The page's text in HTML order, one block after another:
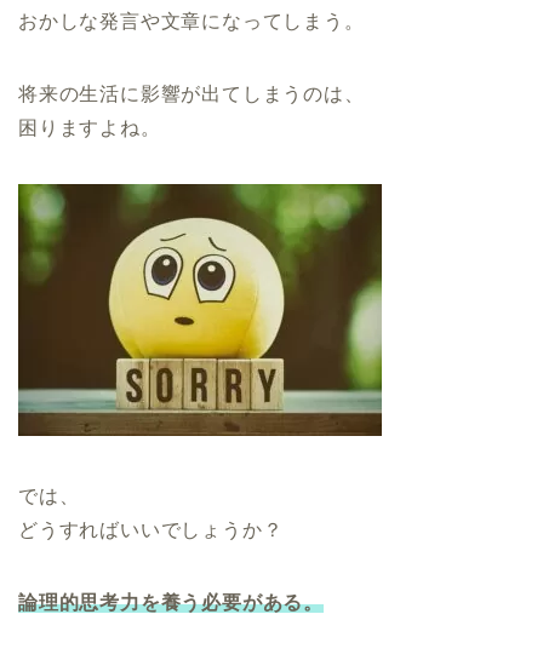
おかしな発言や文章になってしまう。
将来の生活に影響が出てしまうのは、
困りますよね。
では、
どうすればいいでしょうか？
論理的思考力を養う必要がある。